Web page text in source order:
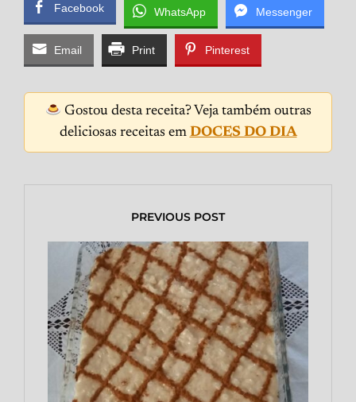
Facebook WhatsApp Messenger
Email Print Pinterest
Gostou desta receita? Veja também outras
deliciosas receitas em DOCES DO DIA
PREVIOUS POST